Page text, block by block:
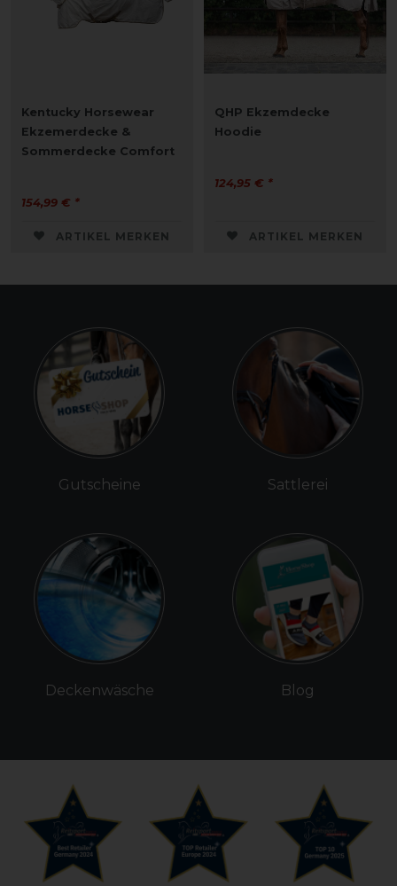
Kentucky Horsewear
Ekzemerdecke &
Sommerdecke Comfort
154,99 € *
ARTIKEL MERKEN
QHP Ekzemdecke
Hoodie
124,95 € *
ARTIKEL MERKEN
Gutscheine
Deckenwäsche
Sattlerei
Blog